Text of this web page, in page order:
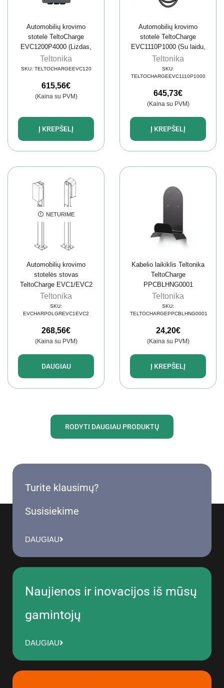
Automobilių krovimo
stotelė TeltoCharge
EVC1200P4000 (Lizdas,
22kW, 32A, 3 fazės)
Teltonika
SKU: TELTOCHARGEEVC120
615,56€
(Kaina su PVM)
Į KREPŠELĮ
Automobilių krovimo
stotelė TeltoCharge
EVC1110P1000 (Su laidu,
11kW, 16A, 3 fazės)
Teltonika
SKU:
TELTOCHARGEEVC1110P1000
645,73€
(Kaina su PVM)
Į KREPŠELĮ
NETURIME
Automobilių krovimo
stotelės stovas
TeltoCharge EVC1/EVC2
(dvipusis, nerūdijantis
plienas)
Teltonika
SKU:
EVCHARPOLGREVC1EVC2
268,56€
(Kaina su PVM)
DAUGIAU
Kabelio laikiklis Teltonika
TeltoCharge
PPCBLHNG0001
(metalinis)
Teltonika
SKU:
TELTOCHARGEPPCBLHNG0001
24,20€
(Kaina su PVM)
Į KREPŠELĮ
RODYTI DAUGIAU PRODUKTŲ
Turite klausimų?
Susisiekime
DAUGIAU
Naujienos ir inovacijos iš mūsų
gamintojų
DAUGIAU